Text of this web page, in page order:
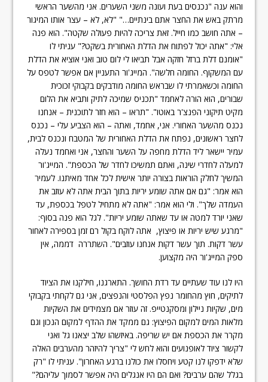
והוא ענה "נכנסים בעת ועונה משני השערים. אני מהשער הראשי
מרתק באש את החצר אתם בינתיים…" "לא, לא – עצר אותו המיגור
– אתה חושב כמו חייל. זאת צריכה להיות פעולה שקטה". הוא פנה
אלי: "אתה יכול לפתוח את הדלת האחורית בשקט?" עניתי לו
"אומנם דלת ברזל חזקה אבל תביאו לי לום טוב ואני אוציא את הדלת
עם המשקוף. החומה חלשה". המייג'ור התעניין אם אפשר לטפס על
החומה וכשאמרתי לו שבראש החומה מודבקים בקבוקי זכוכית
שבורים, הוא הורה לאחמד "תכניס שמיכה לתיק ותביא את הלום
מקיט תיקוני הפנצ'ר באוטו". "תראו – הוא חזר לתוכנית – אנחנו
נכנס מהשער האחורי. אני, אחמד, ואתה – הוא הצביע עלי – נכנס
לחצר ראשונים, נפתח את הדלת האחורית של המטבח ונכנס לבית,
עמיר יישאר ליד הדלת מחפה על השער והחצר, אני ואחמד נעלה
למעלה לחדרי שינה, ואתם תמשיכו לחדר של הכספת". המייג'ור
המשיך לחלק הוראות בצורה יותר אישית לכל אחד מאיתנו. לעמיר
הוא אמר: "גם אם אתה שומע יריות בתוך הבית אתה לא עוזב את
העמדה שלך". ולי הוא אמר: "אתה לא מתחיל לטפל בכספת, עד
שאני יורד למטה או עד שאתה שומע יריות". לגל הוא פנה בסוף:
"מרגע שיש יריות או פיצוץ, אתה לוקח בקול רם זמן בספירה לאחור
עשר דקות. תוך עשר דקות אנחנו עוזבים". השתררה דממה, אין
ספק המייג'ור היה מקצוען.
היו לנו עוד שעתיים עד רדת החושך. התארגנו, חילקנו את הציוד
לתיקים, חוץ מהחומר נפץ הפלסטי והנפצים, אני גם לקחתי בקבוקי
מים, שקיות ניילון ומסקנטייפ. זה עוזר אם מצמידים את השקיות
מלאות המים למקום הפיצוץ: גם ממקד את ההדף למקום הנכון וגם
מקרר את הכספת אם יש שריפה. באיזשהו שלב יצאנו גל ואני
לקשור ציוד לאופנועים והוא לחש לי "צריך להיזהר מהערבים האלה
שלא ידפקו לנו קטע ויחסלו את כולנו ברגע האחרון". עניתי לו "רק
בגלל שהם ערבים? ואם הם היו אנגלים היה אפשר לסמוך עליהם?"